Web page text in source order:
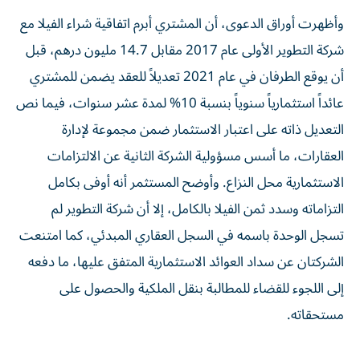
وأظهرت أوراق الدعوى، أن المشتري أبرم اتفاقية شراء الفيلا مع
شركة التطوير الأولى عام 2017 مقابل 14.7 مليون درهم، قبل
أن يوقع الطرفان في عام 2021 تعديلاً للعقد يضمن للمشتري
عائداً استثمارياً سنوياً بنسبة 10% لمدة عشر سنوات، فيما نص
التعديل ذاته على اعتبار الاستثمار ضمن مجموعة لإدارة
العقارات، ما أسس مسؤولية الشركة الثانية عن الالتزامات
الاستثمارية محل النزاع. وأوضح المستثمر أنه أوفى بكامل
التزاماته وسدد ثمن الفيلا بالكامل، إلا أن شركة التطوير لم
تسجل الوحدة باسمه في السجل العقاري المبدئي، كما امتنعت
الشركتان عن سداد العوائد الاستثمارية المتفق عليها، ما دفعه
إلى اللجوء للقضاء للمطالبة بنقل الملكية والحصول على
مستحقاته.